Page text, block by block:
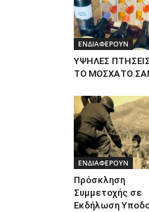
ΕΝΔΙΑΦΕΡΟΥΝ
ΥΨΗΛΕΣ
ΤΟ ΜΟΣΧΑΤΟ
ΕΝΔΙΑΦΕΡΟΥΝ
Πρόσκληση
Συμμετοχής σε
Εκδήλωση